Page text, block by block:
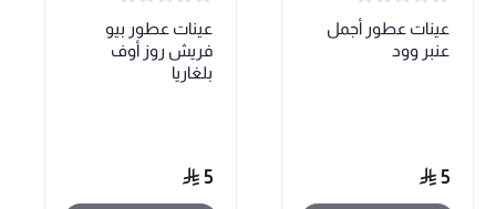
عينات عطور أجمل
عنبر وود
5
عينات عطور بيو
فريش روز أوف
بلغاريا
5